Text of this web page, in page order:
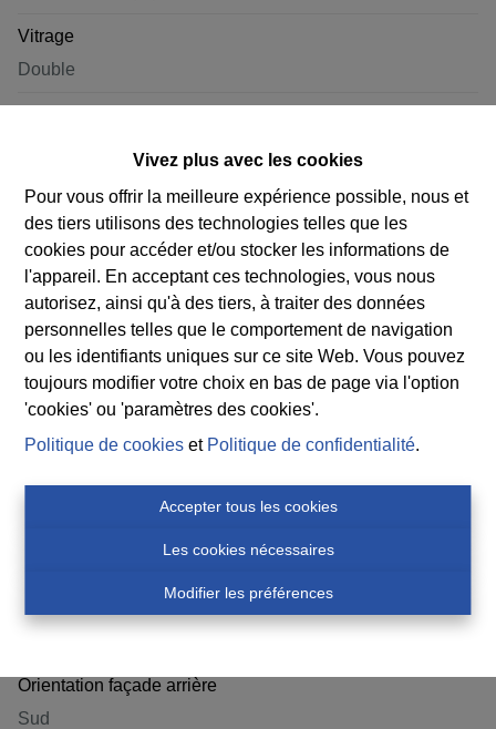
Vivez plus avec les cookies
Pour vous offrir la meilleure expérience possible, nous et
des tiers utilisons des technologies telles que les
cookies pour accéder et/ou stocker les informations de
l'appareil. En acceptant ces technologies, vous nous
autorisez, ainsi qu'à des tiers, à traiter des données
personnelles telles que le comportement de navigation
ou les identifiants uniques sur ce site Web. Vous pouvez
toujours modifier votre choix en bas de page via l'option
'cookies' ou 'paramètres des cookies'.
Politique de cookies et Politique de confidentialité.
Accepter tous les cookies
Les cookies nécessaires
Modifier les préférences
Vitrage
Double
Confort intérieur
CUISINE EQUIPEE
Destination
Privé - unifamilial
Architecture
Classique
Construction
Orientation façade arrière
Sud